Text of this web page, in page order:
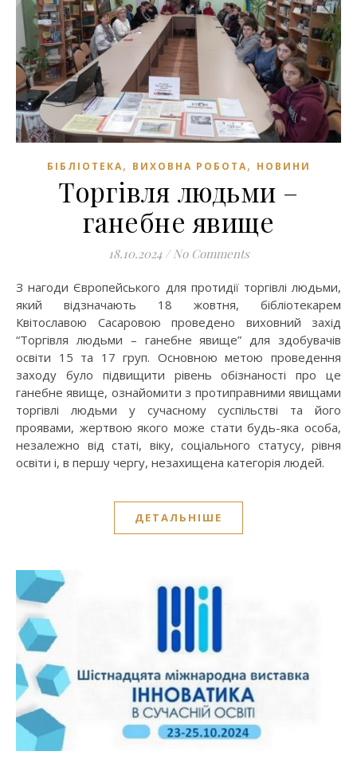
БІБЛІОТЕКА, ВИХОВНА РОБОТА, НОВИНИ
Торгівля людьми –
ганебне явище
18.10.2024 / No Comments
З нагоди Європейського для протидії торгівлі людьми,
який відзначають 18 жовтня, бібліотекарем
Квітославою Сасаровою проведено виховний захід
“Торгівля людьми – ганебне явище” для здобувачів
освіти 15 та 17 груп. Основною метою проведення
заходу було підвищити рівень обізнаності про це
ганебне явище, ознайомити з протиправними явищами
торгівлі людьми у сучасному суспільстві та його
проявами, жертвою якого може стати будь-яка особа,
незалежно від статі, віку, соціального статусу, рівня
освіти і, в першу чергу, незахищена категорія людей.
ДЕТАЛЬНІШЕ